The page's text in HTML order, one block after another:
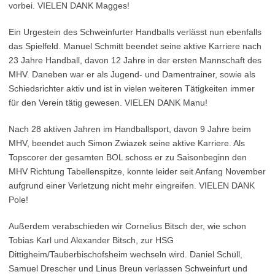
vorbei. VIELEN DANK Magges!
Ein Urgestein des Schweinfurter Handballs verlässt nun ebenfalls
das Spielfeld. Manuel Schmitt beendet seine aktive Karriere nach
23 Jahre Handball, davon 12 Jahre in der ersten Mannschaft des
MHV. Daneben war er als Jugend- und Damentrainer, sowie als
Schiedsrichter aktiv und ist in vielen weiteren Tätigkeiten immer
für den Verein tätig gewesen. VIELEN DANK Manu!
Nach 28 aktiven Jahren im Handballsport, davon 9 Jahre beim
MHV, beendet auch Simon Zwiazek seine aktive Karriere. Als
Topscorer der gesamten BOL schoss er zu Saisonbeginn den
MHV Richtung Tabellenspitze, konnte leider seit Anfang November
aufgrund einer Verletzung nicht mehr eingreifen. VIELEN DANK
Pole!
Außerdem verabschieden wir Cornelius Bitsch der, wie schon
Tobias Karl und Alexander Bitsch, zur HSG
Dittigheim/Tauberbischofsheim wechseln wird. Daniel Schüll,
Samuel Drescher und Linus Breun verlassen Schweinfurt und